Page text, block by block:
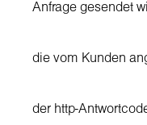
Anfrage gesendet
die vom Kunden
der http-